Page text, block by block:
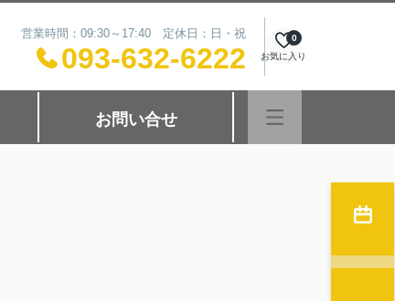
営業時間：09:30～17:40 定休日：日・祝
093-632-6222 お気に入り
0
お問い合せ